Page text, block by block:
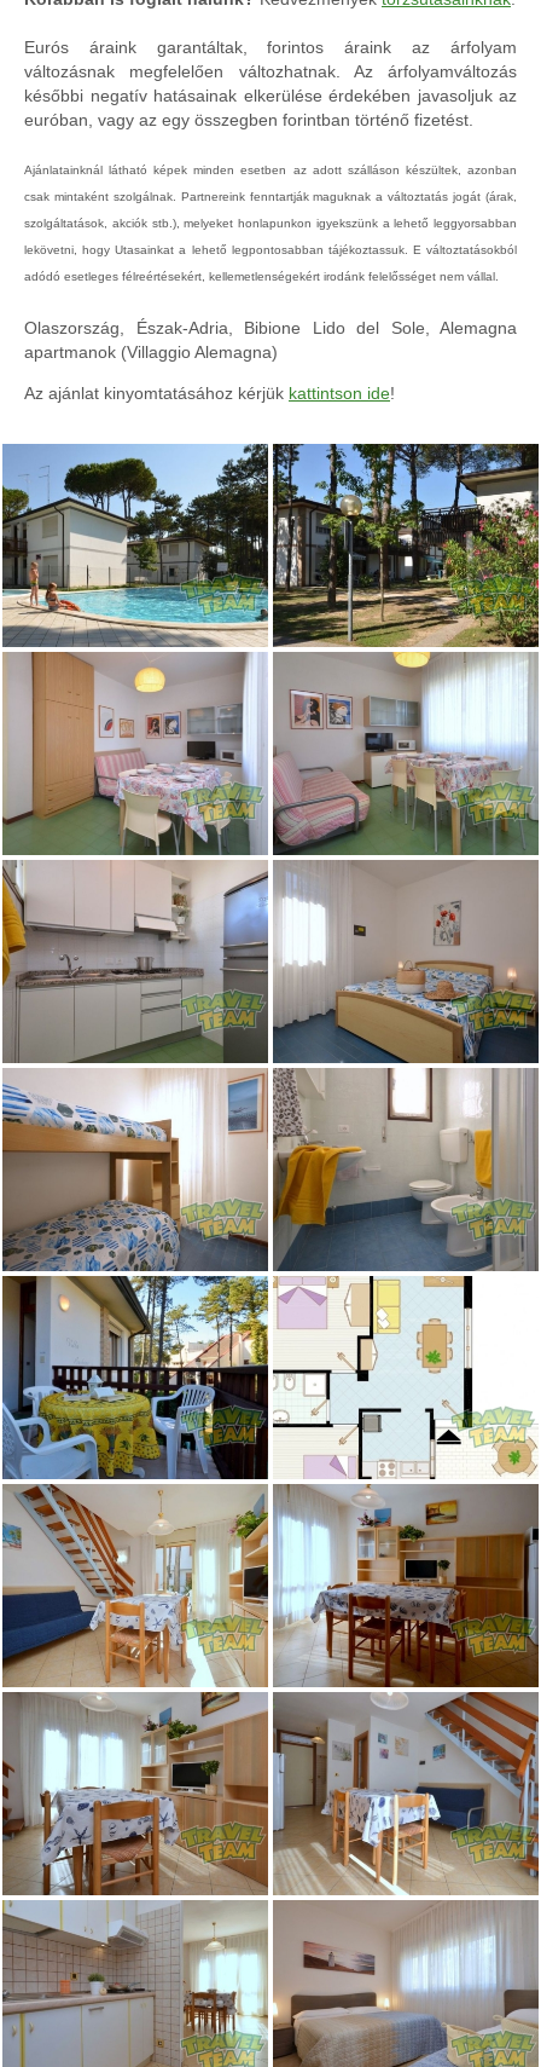
Eurós áraink garantáltak, forintos áraink az árfolyam
változásnak megfelelően változhatnak. Az árfolyamváltozás
későbbi negatív hatásainak elkerülése érdekében javasoljuk az
euróban, vagy az egy összegben forintban történő fizetést.
Ajánlatainknál látható képek minden esetben az adott szálláson készültek, azonban
csak mintaként szolgálnak. Partnereink fenntartják maguknak a változtatás jogát (árak,
szolgáltatások, akciók stb.), melyeket honlapunkon igyekszünk a lehető leggyorsabban
lekövetni, hogy Utasainkat a lehető legpontosabban tájékoztassuk. E változtatásokból
adódó esetleges félreértésekért, kellemetlenségekért irodánk felelősséget nem vállal.
Olaszország, Észak-Adria, Bibione Lido del Sole, Alemagna
apartmanok (Villaggio Alemagna)
Az ajánlat kinyomtatásához kérjük kattintson ide!